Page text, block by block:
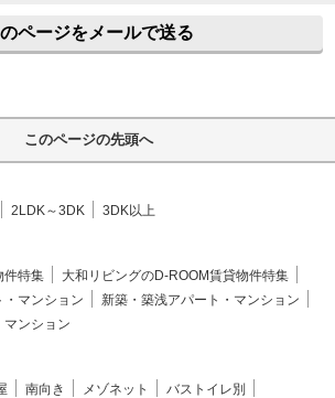
ページをメールで送る
このページの先頭へ
2LDK～3DK 3DK以上
件特集
大和リビングのD-ROOM賃貸物件特集
マンション
新築・築浅アパート・マンション
マンション
南向き メゾネット
バストイレ別